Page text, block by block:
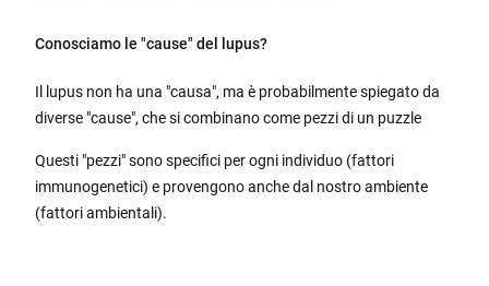
Conosciamo le "cause" del lupus?
Il lupus non ha una "causa", ma è probabilmente spiegato da
diverse "cause", che si combinano come pezzi di un puzzle
Questi "pezzi" sono specifici per ogni individuo (fattori
immunogenetici) e provengono anche dal nostro ambiente
(fattori ambientali).